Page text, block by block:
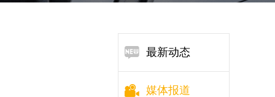
最新动态
媒体报道